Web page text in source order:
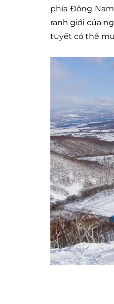
phía Đông
ranh giới của
tuyết có thể